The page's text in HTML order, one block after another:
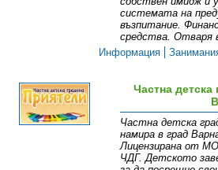
системата на
възпитание.
средства. Отваря
Информация
Частна
Частна детска
намира в град
Лицензирана от
ЧДГ. Детското